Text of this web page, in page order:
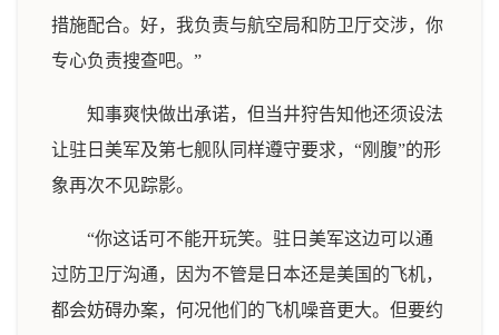
措施配合。好，我负责与航空局和防卫厅交涉，你
专心负责搜查吧。”
知事爽快做出承诺，但当井狩告知他还须设法
让驻日美军及第七舰队同样遵守要求，“刚腹”的形
象再次不见踪影。
“你这话可不能开玩笑。驻日美军这边可以通
过防卫厅沟通，因为不管是日本还是美国的飞机，
都会妨碍办案，何况他们的飞机噪音更大。但要约